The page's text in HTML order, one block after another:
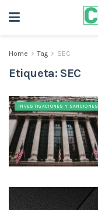
Home Tag SEC
Etiqueta: SEC
INVESTIGACIONES Y SANCIONES